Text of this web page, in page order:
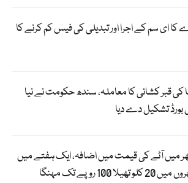
کا ای سم کے اجرا اور تبدیلی کی فیس کم کرنے کا
کی قبر کشائی کا معاملہ، سندھ حکومت نے نیا
بورڈ تشکیل دے دیا
میں آٹے کی قیمت میں اضافہ، ایک ہفتے میں
100 روپے تک مہنگا